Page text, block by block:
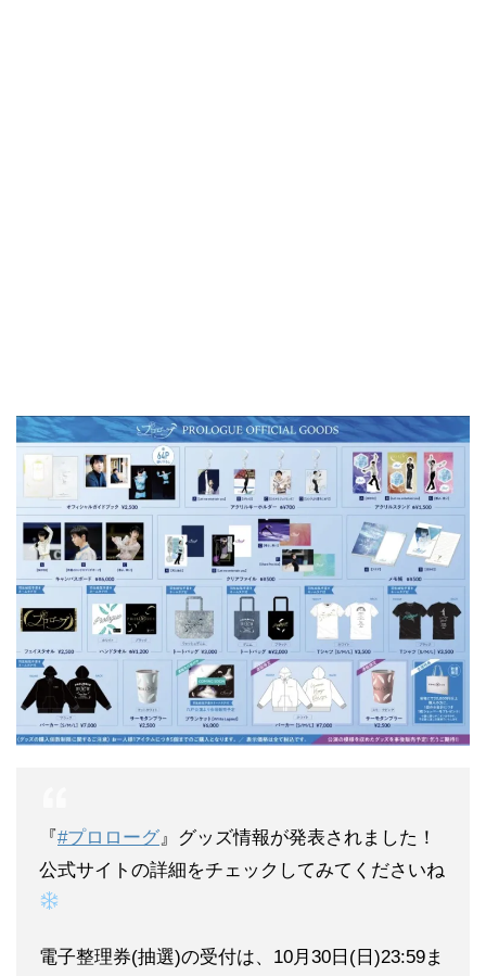
『#プロローグ 』グッズ情報が発表されました！
公式サイトの詳細をチェックしてみてくださいね
電子整理券(抽選)の受付は、10月30日(日)23:59ま